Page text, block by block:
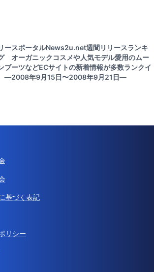
ースポータルNews2u.net週間リリースランキ
オーガニックコスメや人気モデル愛用のムー
ブーツなどECサイトの新着情報が多数ランクイ
―2008年9月15日〜2008年9月21日―
基づく表記
リシー